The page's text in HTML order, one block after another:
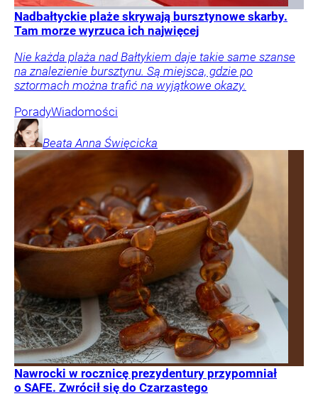
Nadbałtyckie plaże skrywają bursztynowe skarby.
Tam morze wyrzuca ich najwięcej
Nie każda plaża nad Bałtykiem daje takie same szanse
na znalezienie bursztynu. Są miejsca, gdzie po
sztormach można trafić na wyjątkowe okazy.
PoradyWiadomości
Beata Anna Święcicka
Nawrocki w rocznicę prezydentury przypomniał
o SAFE. Zwrócił się do Czarzastego